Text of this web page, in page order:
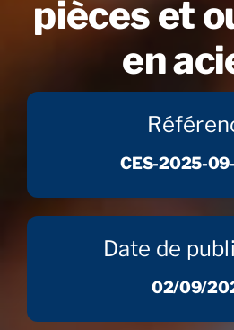
pièces et
en
CES-2025-
Date de
02/09/